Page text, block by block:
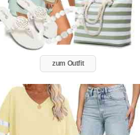
zum Outfit